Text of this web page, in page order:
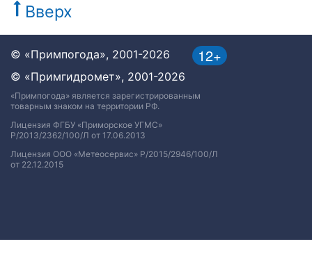
Вверх
12+
© «Примпогода», 2001-2026
© «Примгидромет», 2001-2026
«Примпогода» является зарегистрированным
товарным знаком на территории РФ.
Лицензия ФГБУ «Приморское УГМС»
Р/2013/2362/100/Л от 17.06.2013
Лицензия ООО «Метеосервис» Р/2015/2946/100/Л
от 22.12.2015